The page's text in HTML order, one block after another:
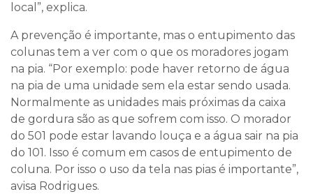
local”, explica.
A prevenção é importante, mas o entupimento das
colunas tem a ver com o que os moradores jogam
na pia. “Por exemplo: pode haver retorno de água
na pia de uma unidade sem ela estar sendo usada.
Normalmente as unidades mais próximas da caixa
de gordura são as que sofrem com isso. O morador
do 501 pode estar lavando louça e a água sair na pia
do 101. Isso é comum em casos de entupimento de
coluna. Por isso o uso da tela nas pias é importante”,
avisa Rodrigues.